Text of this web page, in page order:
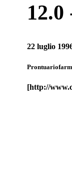
12.0
22 luglio
[http://